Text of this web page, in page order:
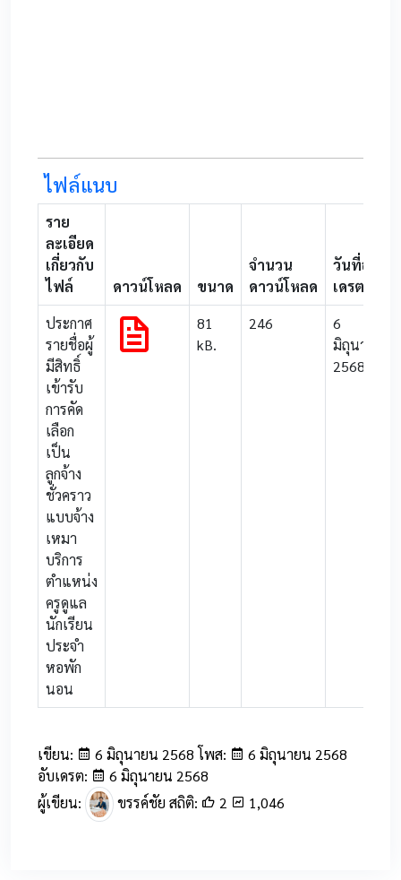
ไฟล์แนบ
ราย
ละเอียด
เกี่ยวกับ
ไฟล์
ดาวน์โหลด ขนาด
จำนวน
ดาวน์โหลด
วันที่อับ
เดรต
ประกาศ
รายชื่อผู้
มีสิทธิ์
เข้ารับ
การคัด
เลือก
เป็น
ลูกจ้าง
ชั่วคราว
แบบจ้าง
เหมา
บริการ
ตำแหน่ง
ครูดูแล
นักเรียน
ประจำ
หอพัก
นอน
81
kB.
246
6
มิถุนายน
2568
เขียน: 6 มิถุนายน 2568 โพส:
6 มิถุนายน 2568
อับเดรต:
6 มิถุนายน 2568
ผู้เขียน:
ขรรค์ชัย สถิติ: 2 1,046